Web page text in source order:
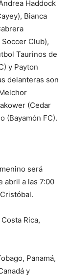
Haddock
Bianca
Club),
Taurinos de
y Payton
delanteras son
(Cedar
(Bayamón FC).
será
abril a las 7:00
Rica,
Panamá,
y